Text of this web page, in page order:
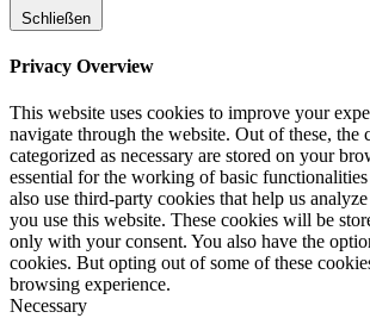
Schließen
Privacy Overview
This website uses cookies to improve your
navigate through the website. Out of these, the
categorized as necessary are stored on your
essential for the working of basic
also use third-party cookies that help us
you use this website. These cookies will be
only with your consent. You also have the
cookies. But opting out of some of these
browsing experience.
Necessary